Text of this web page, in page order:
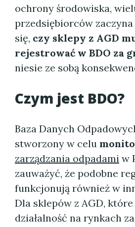
ochrony środowiska,
przedsiębiorców
się, czy sklepy z AGD
rejestrować w BDO za
niesie ze sobą
Czym jest BDO?
Baza Danych
stworzony w celu
zarządzania odpadami w
zauważyć, że podobne
funkcjonują również w
Dla sklepów z AGD,
działalność na rynkach